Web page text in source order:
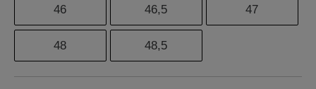
46 46,5 47
48 48,5